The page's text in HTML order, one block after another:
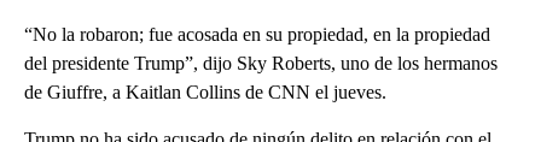
“No la robaron; fue acosada en su propiedad, en la propiedad
del presidente Trump”, dijo Sky Roberts, uno de los hermanos
de Giuffre, a Kaitlan Collins de CNN el jueves.